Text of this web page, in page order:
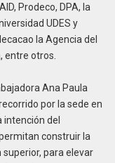
Prodeco, DPA, la
UDES y
la Agencia del
entre otros.
Ana Paula
por la sede en
intención del
construir la
para elevar